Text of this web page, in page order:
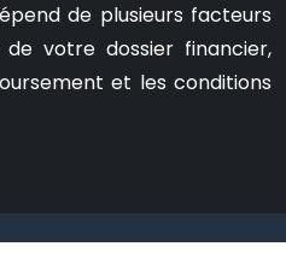
de plusieurs facteurs
votre dossier financier,
et les conditions